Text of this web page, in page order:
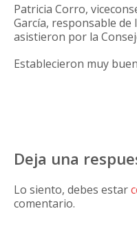
Patricia Corro,
García, responsable de
asistieron por la
Establecieron muy
Deja una
Lo siento, debes estar
comentario.